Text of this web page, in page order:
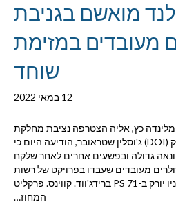
מואשם בגניבת
מעובדים במזימת
שוחד
12 במאי 2022
מלינדה כץ, אליה הצטרפה נציבת מחלקת
החקירות של העיר ניו יורק (DOI) ג'וסלין שטראובר, הודיעה היום כי
52, הואשם בהונאה גדולה ובפשעים אחרים לאחר שלקח
מעובדים שעבדו בפרויקט של רשות
הבנייה של בתי הספר בעיר ניו יורק ב-PS 71 ברידג'ווד. קווינס. פרקליט
המחוז…